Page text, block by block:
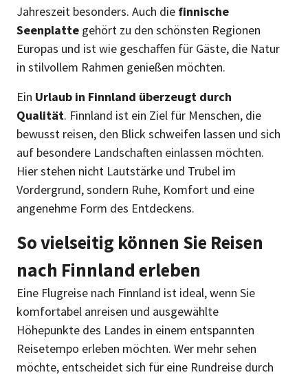
Jahreszeit besonders. Auch die finnische
Seenplatte gehört zu den schönsten Regionen
Europas und ist wie geschaffen für Gäste, die Natur
in stilvollem Rahmen genießen möchten.
Ein Urlaub in Finnland überzeugt durch
Qualität. Finnland ist ein Ziel für Menschen, die
bewusst reisen, den Blick schweifen lassen und sich
auf besondere Landschaften einlassen möchten.
Hier stehen nicht Lautstärke und Trubel im
Vordergrund, sondern Ruhe, Komfort und eine
angenehme Form des Entdeckens.
So vielseitig können Sie Reisen
nach Finnland erleben
Eine Flugreise nach Finnland ist ideal, wenn Sie
komfortabel anreisen und ausgewählte
Höhepunkte des Landes in einem entspannten
Reisetempo erleben möchten. Wer mehr sehen
möchte, entscheidet sich für eine Rundreise durch